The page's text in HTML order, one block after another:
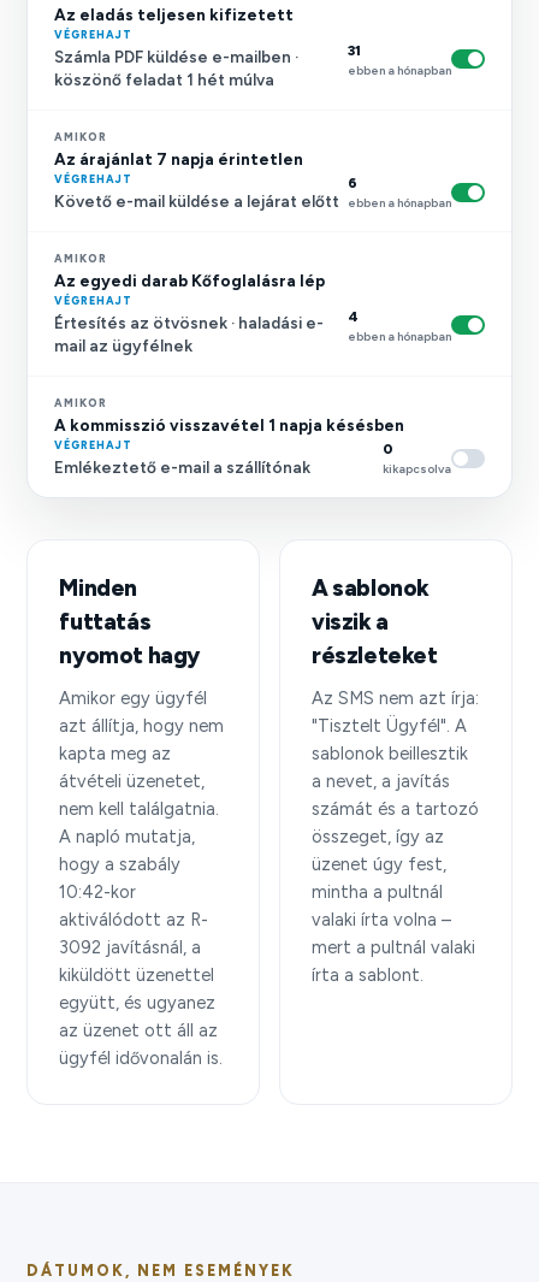
Az eladás teljesen kifizetett
VÉGREHAJT
Számla PDF küldése e-mailben ·
köszönő feladat 1 hét múlva
31
ebben a hónapban
AMIKOR
Az árajánlat 7 napja érintetlen
VÉGREHAJT
Követő e-mail küldése a lejárat előtt
6
ebben a hónapban
AMIKOR
Az egyedi darab Kőfoglalásra lép
VÉGREHAJT
Értesítés az ötvösnek · haladási e-
mail az ügyfélnek
4
ebben a hónapban
AMIKOR
A kommisszió visszavétel 1 napja késésben
VÉGREHAJT
Emlékeztető e-mail a szállítónak
0
kikapcsolva
Minden
futtatás
nyomot hagy
Amikor egy ügyfél
azt állítja, hogy nem
kapta meg az
átvételi üzenetet,
nem kell találgatnia.
A napló mutatja,
hogy a szabály
10:42-kor
aktiválódott az R-
3092 javításnál, a
kiküldött üzenettel
együtt, és ugyanez
az üzenet ott áll az
ügyfél idővonalán is.
A sablonok
viszik a
részleteket
Az SMS nem azt írja:
"Tisztelt Ügyfél". A
sablonok beillesztik
a nevet, a javítás
számát és a tartozó
összeget, így az
üzenet úgy fest,
mintha a pultnál
valaki írta volna –
mert a pultnál valaki
írta a sablont.
DÁTUMOK, NEM ESEMÉNYEK